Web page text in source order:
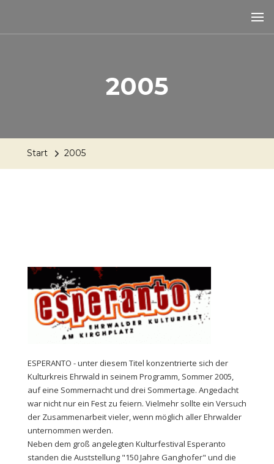
2005
Start 2005
ESPERANTO - unter diesem Titel konzentrierte sich der
Kulturkreis Ehrwald in seinem Programm, Sommer 2005,
auf eine Sommernacht und drei Sommertage. Angedacht
war nicht nur ein Fest zu feiern. Vielmehr sollte ein Versuch
der Zusammenarbeit vieler, wenn möglich aller Ehrwalder
unternommen werden.
Neben dem groß angelegten Kulturfestival Esperanto
standen die Auststellung "150 Jahre Ganghofer" und die